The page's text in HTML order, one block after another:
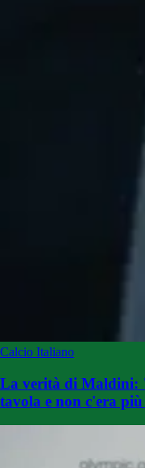
Calcio Italiano
La verità di Maldini:
tavola e non c'era